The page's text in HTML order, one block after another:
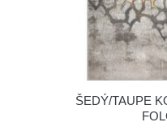
ŠEDÝ/TAUPE